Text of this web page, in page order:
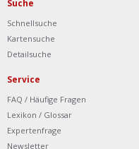
Suche
Schnellsuche
Kartensuche
Detailsuche
Service
FAQ / Häufige Fragen
Lexikon / Glossar
Expertenfrage
Newsletter